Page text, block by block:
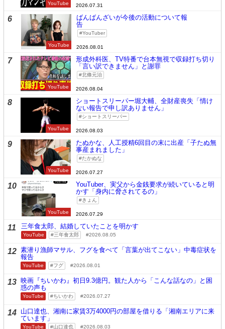
YouTube 2026.07.31
6
YouTube
ばんばんざいが今後の活動について報
告
YouTuber
2026.08.01
7
YouTube
形成外科医、TV特番で台本無視で収録打ち切り
「言い訳できません」と謝罪
北條元治
2026.08.04
8
YouTube
ショートスリーパー堀大輔、全財産喪失「情け
ない報告で申し訳ありません」
ショートスリーパー
2026.08.03
9
YouTube
たぬかな、人工授精6回目の末に出産「子たぬ無
事産まれました」
たかぬな
2026.07.27
10
YouTube
YouTuber、実父から金銭要求が続いていると明
かす「身内に脅されてるの」
きょん
2026.07.29
11 三年食太郎、結婚していたことを明かす
YouTube 三年食太郎 2026.08.05
12 素潜り漁師マサル、フグを食べて「言葉が出てこない」中毒症状を
報告
YouTube フグ 2026.08.01
13 映画『ちいかわ』初日9.3億円。観た人から「こんな話なの」と困
惑の声も
YouTube ちいかわ 2026.07.27
14 山口達也、湘南に家賃3万4000円の部屋を借りる「湘南エリアに来
ています」
YouTube 山口達也 2026.08.03